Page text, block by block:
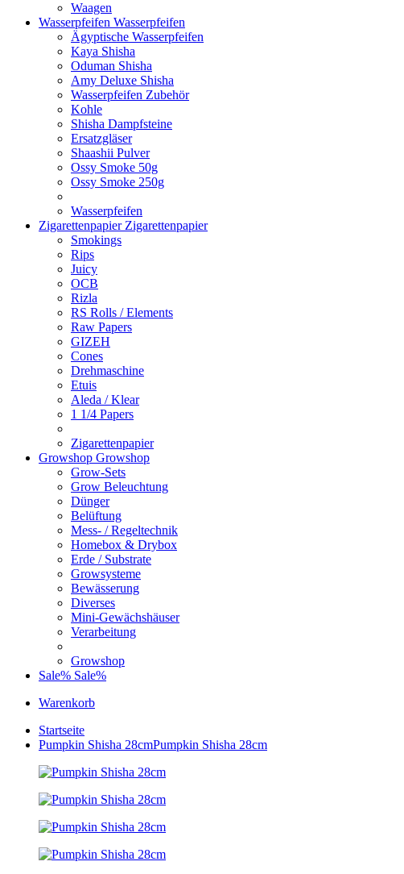
Waagen
Wasserpfeifen Wasserpfeifen
Ägyptische Wasserpfeifen
Kaya Shisha
Oduman Shisha
Amy Deluxe Shisha
Wasserpfeifen Zubehör
Kohle
Shisha Dampfsteine
Ersatzgläser
Shaashii Pulver
Ossy Smoke 50g
Ossy Smoke 250g
Wasserpfeifen
Zigarettenpapier Zigarettenpapier
Smokings
Rips
Juicy
OCB
Rizla
RS Rolls / Elements
Raw Papers
GIZEH
Cones
Drehmaschine
Etuis
Aleda / Klear
1 1/4 Papers
Zigarettenpapier
Growshop Growshop
Grow-Sets
Grow Beleuchtung
Dünger
Belüftung
Mess- / Regeltechnik
Homebox & Drybox
Erde / Substrate
Growsysteme
Bewässerung
Diverses
Mini-Gewächshäuser
Verarbeitung
Growshop
Sale% Sale%
Warenkorb
Startseite
Pumpkin Shisha 28cmPumpkin Shisha 28cm